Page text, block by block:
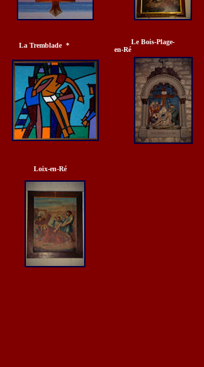
La Tremblade *
Le Bois-Plage-
en-Ré
Loix-en-Ré